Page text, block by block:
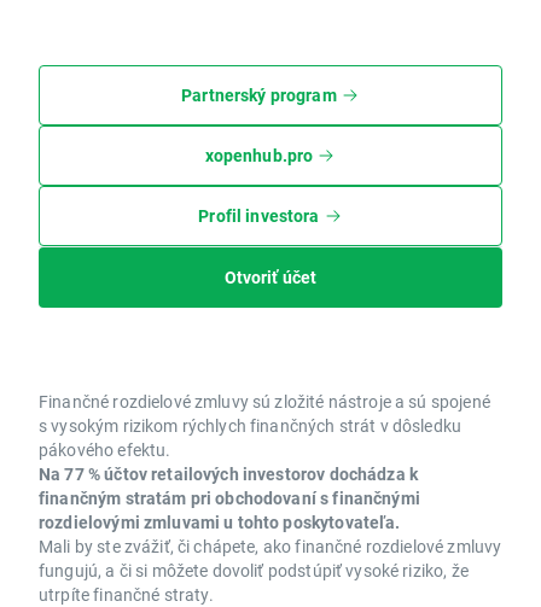
Partnerský program
xopenhub.pro
Profil investora
Otvoriť účet
Finančné rozdielové zmluvy sú zložité nástroje a sú spojené
s vysokým rizikom rýchlych finančných strát v dôsledku
pákového efektu.
Na 77 % účtov retailových investorov dochádza k
finančným stratám pri obchodovaní s finančnými
rozdielovými zmluvami u tohto poskytovateľa.
Mali by ste zvážiť, či chápete, ako finančné rozdielové zmluvy
fungujú, a či si môžete dovoliť podstúpiť vysoké riziko, že
utrpíte finančné straty.